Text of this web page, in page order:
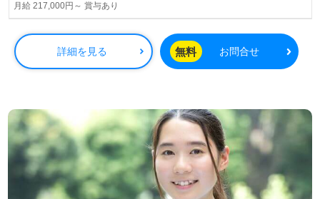
月給 217,000円～ 賞与あり
詳細を見る 無料 お問合せ